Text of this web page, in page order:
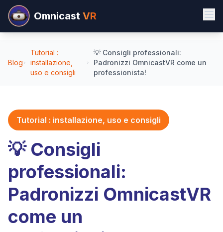
Omnicast VR
Blog
Tutorial :
installazione,
uso e consigli
💡 Consigli professionali:
Padronizzi OmnicastVR come un
professionista!
Tutorial : installazione, uso e consigli
💡 Consigli
professionali:
Padronizzi OmnicastVR
come un